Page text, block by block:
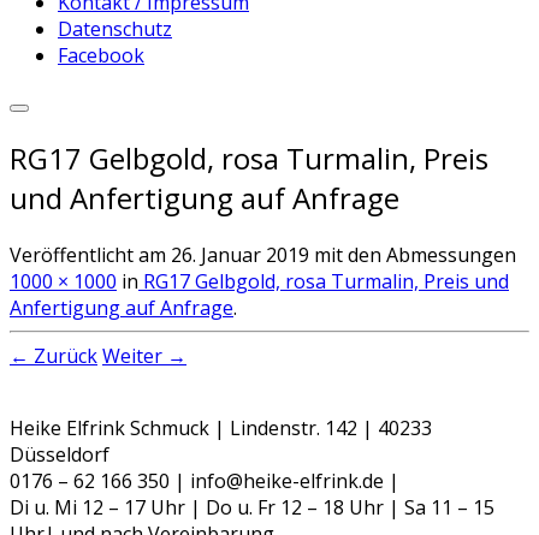
Datenschutz
Facebook
RG17 Gelbgold, rosa Turmalin, Preis
und Anfertigung auf Anfrage
Veröffentlicht am 26. Januar 2019 mit den Abmessungen
1000 × 1000 in RG17 Gelbgold, rosa Turmalin, Preis und
Anfertigung auf Anfrage.
← ZurückWeiter →
Heike Elfrink Schmuck | Lindenstr. 142 | 40233
Düsseldorf
0176 – 62 166 350 | info@heike-elfrink.de |
Di u. Mi 12 – 17 Uhr | Do u. Fr 12 – 18 Uhr | Sa 11 – 15